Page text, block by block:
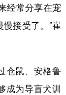
经常分享在宠
接受了。”崔
鼠、安格鲁
成为导盲犬训